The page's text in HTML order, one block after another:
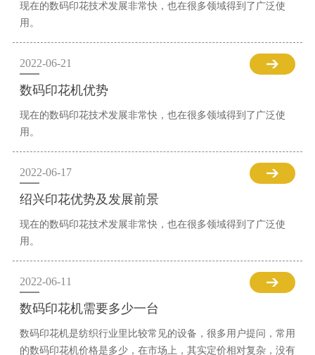
现在的数码印花技术发展非常快，也在很多领域得到了广泛使
用。
2022-06-21
数码印花机优势
现在的数码印花技术发展非常快，也在很多领域得到了广泛使
用。
2022-06-17
绍兴印花优势及发展前景
现在的数码印花技术发展非常快，也在很多领域得到了广泛使
用。
2022-06-11
数码印花机需要多少一台
数码印花机是纺织行业里比较常见的设备，很多用户提问，常用
的数码印花机价格是多少，在市场上，其实定价相对复杂，没有